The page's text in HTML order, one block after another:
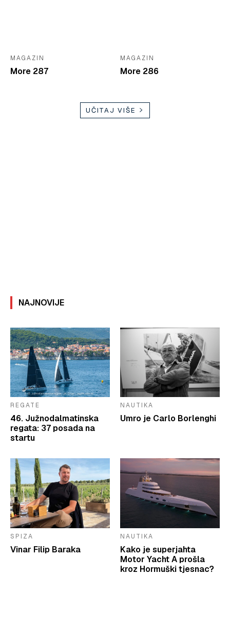
MAGAZIN
More 287
MAGAZIN
More 286
UČITAJ VIŠE
NAJNOVIJE
REGATE
46. Južnodalmatinska
regata: 37 posada na
startu
NAUTIKA
Umro je Carlo Borlenghi
SPIZA
Vinar Filip Baraka
NAUTIKA
Kako je superjahta
Motor Yacht A prošla
kroz Hormuški tjesnac?